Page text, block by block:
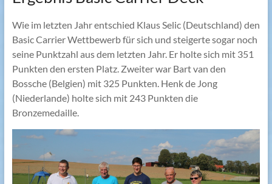
Wie im letzten Jahr entschied Klaus Selic (Deutschland) den
Basic Carrier Wettbewerb für sich und steigerte sogar noch
seine Punktzahl aus dem letzten Jahr. Er holte sich mit 351
Punkten den ersten Platz. Zweiter war Bart van den
Bossche (Belgien) mit 325 Punkten. Henk de Jong
(Niederlande) holte sich mit 243 Punkten die
Bronzemedaille.